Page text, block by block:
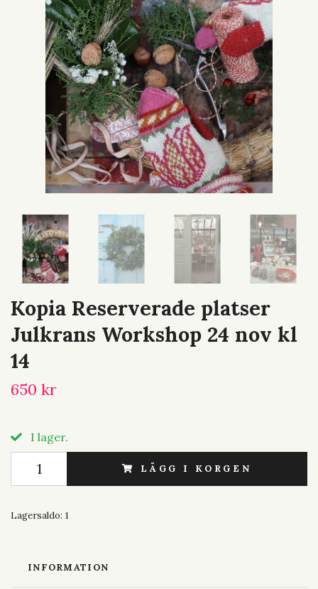
Kopia Reserverade platser
Julkrans Workshop 24 nov kl
14
650 kr
I lager.
LÄGG I KORGEN
Lagersaldo: 1
INFORMATION